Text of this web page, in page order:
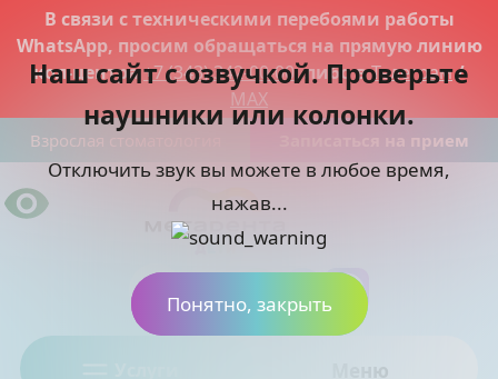
В связи с техническими перебоями работы
WhatsApp, просим обращаться на прямую линию
кол-центра+7 (343) 342-00-00, либо вТелеграм/
MAX
Взрослая стоматология Записаться на прием
Наш сайт с озвучкой. Проверьте
наушники или колонки.
Отключить звук вы можете в любое время,
нажав...
Понятно, закрыть